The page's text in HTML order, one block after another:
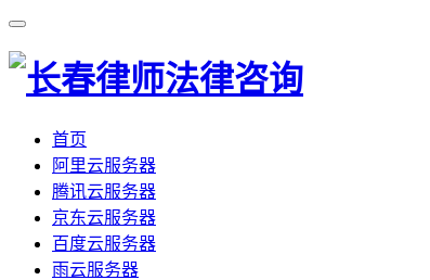
首页
阿里云服务器
腾讯云服务器
京东云服务器
百度云服务器
雨云服务器